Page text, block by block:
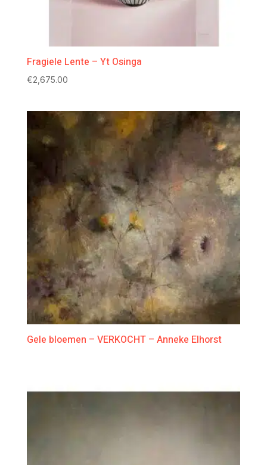
Fragiele Lente – Yt Osinga
€2,675.00
Gele bloemen – VERKOCHT – Anneke Elhorst